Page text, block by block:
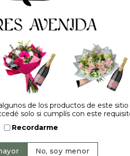
tu opinión
de los productos de este
solo si cumplís con este
Recordarme